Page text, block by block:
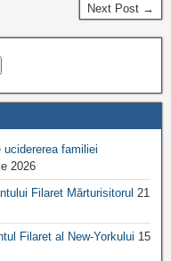
Next Post →
familiei
2026
Filaret Mărturisitorul 21
Filaret al New-Yorkului 15